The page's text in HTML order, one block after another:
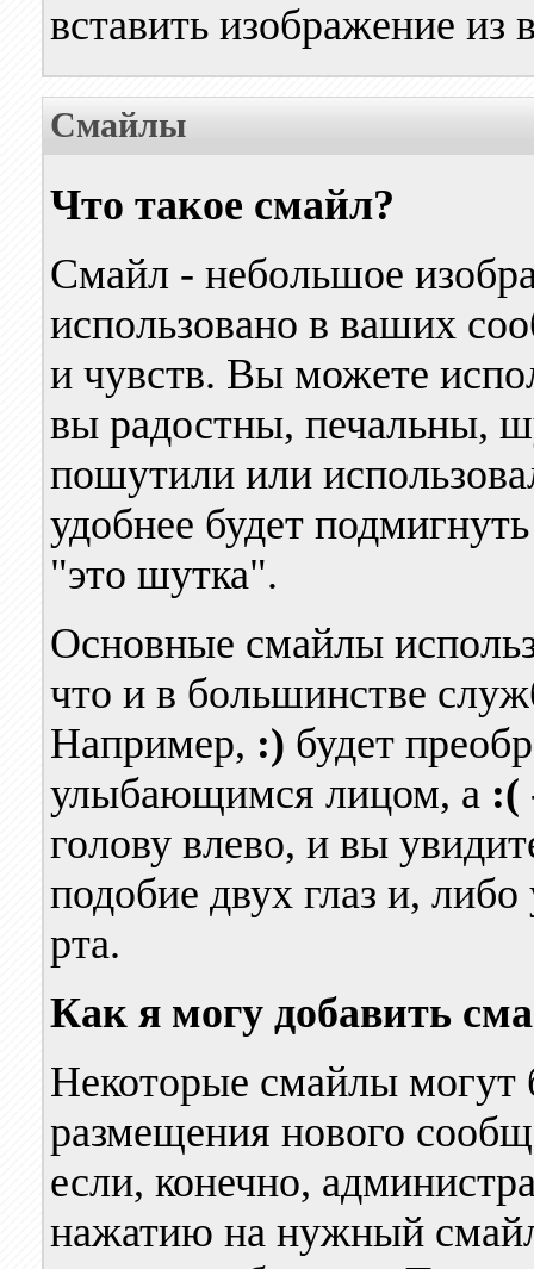
вставить изображение из
Смайлы
Что такое смайл?
Смайл - небольшое
использовано в ваших
и чувств. Вы можете
вы радостны, печальны,
пошутили или
удобнее будет
"это шутка".
Основные смайлы
что и в большинстве
Например, :) будет
улыбающимся лицом, а :(
голову влево, и вы
подобие двух глаз и,
рта.
Как я могу добавить
Некоторые смайлы могут
размещения нового
если, конечно,
нажатию на нужный